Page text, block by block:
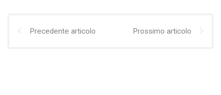
Precedente articolo Prossimo articolo